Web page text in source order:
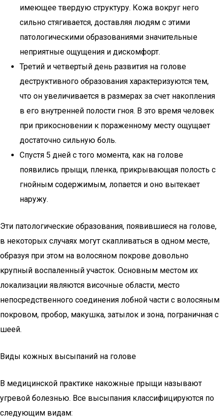
имеющее твердую структуру. Кожа вокруг него
сильно стягивается, доставляя людям с этими
патологическими образованиями значительные
неприятные ощущения и дискомфорт.
Третий и четвертый день развития на голове
деструктивного образования характеризуются тем,
что он увеличивается в размерах за счет накопления
в его внутренней полости гноя. В это время человек
при прикосновении к пораженному месту ощущает
достаточно сильную боль.
Спустя 5 дней с того момента, как на голове
появились прыщи, пленка, прикрывающая полость с
гнойным содержимым, лопается и оно вытекает
наружу.
Эти патологические образования, появившиеся на голове,
в некоторых случаях могут скапливаться в одном месте,
образуя при этом на волосяном покрове довольно
крупный воспаленный участок. Основным местом их
локализации являются височные области, место
непосредственного соединения лобной части с волосяным
покровом, пробор, макушка, затылок и зона, пограничная с
шеей.
Виды кожных высыпаний на голове
В медицинской практике накожные прыщи называют
угревой болезнью. Все высыпания классифицируются по
следующим видам: